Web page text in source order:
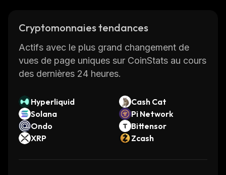
Cryptomonnaies tendances
Actifs avec le plus grand changement de
vues de page uniques sur CoinStats au cours
des dernières 24 heures.
Hyperliquid
Cash Cat
Solana
Pi Network
Ondo
Bittensor
XRP
Zcash